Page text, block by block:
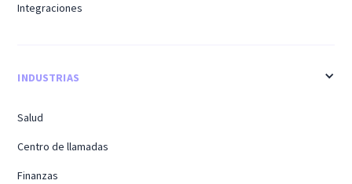
Integraciones
INDUSTRIAS
Salud
Centro de llamadas
Finanzas